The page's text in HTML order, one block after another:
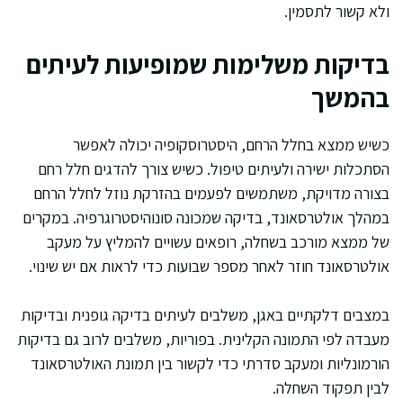
ולא קשור לתסמין.
בדיקות משלימות שמופיעות לעיתים
בהמשך
כשיש ממצא בחלל הרחם, היסטרוסקופיה יכולה לאפשר
הסתכלות ישירה ולעיתים טיפול. כשיש צורך להדגים חלל רחם
בצורה מדויקת, משתמשים לפעמים בהזרקת נוזל לחלל הרחם
במהלך אולטרסאונד, בדיקה שמכונה סונוהיסטרוגרפיה. במקרים
של ממצא מורכב בשחלה, רופאים עשויים להמליץ על מעקב
אולטרסאונד חוזר לאחר מספר שבועות כדי לראות אם יש שינוי.
במצבים דלקתיים באגן, משלבים לעיתים בדיקה גופנית ובדיקות
מעבדה לפי התמונה הקלינית. בפוריות, משלבים לרוב גם בדיקות
הורמונליות ומעקב סדרתי כדי לקשור בין תמונת האולטרסאונד
לבין תפקוד השחלה.